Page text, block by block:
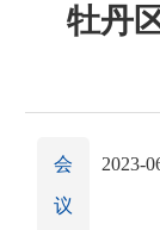
牡丹
会
议
2023-